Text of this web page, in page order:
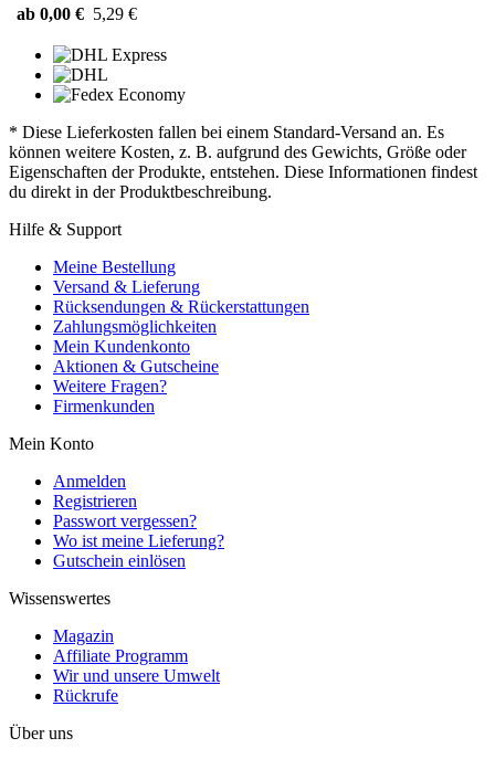
ab 0,00 € 5,29 €
* Diese Lieferkosten fallen bei einem Standard-Versand an. Es
können weitere Kosten, z. B. aufgrund des Gewichts, Größe oder
Eigenschaften der Produkte, entstehen. Diese Informationen findest
du direkt in der Produktbeschreibung.
Hilfe & Support
Meine Bestellung
Versand & Lieferung
Rücksendungen & Rückerstattungen
Zahlungsmöglichkeiten
Mein Kundenkonto
Aktionen & Gutscheine
Weitere Fragen?
Firmenkunden
Mein Konto
Anmelden
Registrieren
Passwort vergessen?
Wo ist meine Lieferung?
Gutschein einlösen
Wissenswertes
Magazin
Affiliate Programm
Wir und unsere Umwelt
Rückrufe
Über uns